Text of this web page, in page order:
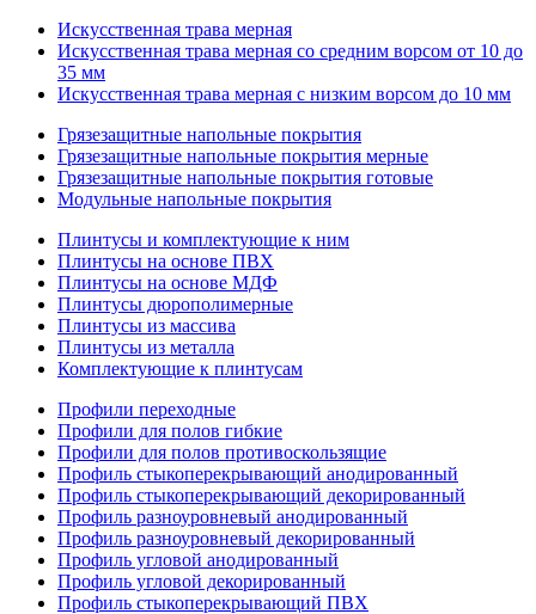
Искуccтвенная трава мерная
Искусственная трава мерная со средним ворсом от 10 до
35 мм
Искусственная трава мерная с низким ворсом до 10 мм
Грязезащитные напольные покрытия
Грязезащитные напольные покрытия мерные
Грязезащитные напольные покрытия готовые
Модульные напольные покрытия
Плинтусы и комплектующие к ним
Плинтусы на основе ПВХ
Плинтусы на основе МДФ
Плинтусы дюрополимерные
Плинтусы из массива
Плинтусы из металла
Комплектующие к плинтусам
Профили переходные
Профили для полов гибкие
Профили для полов противоскользящие
Профиль стыкоперекрывающий анодированный
Профиль стыкоперекрывающий декорированный
Профиль разноуровневый анодированный
Профиль разноуровневый декорированный
Профиль угловой анодированный
Профиль угловой декорированный
Профиль стыкоперекрывающий ПВХ